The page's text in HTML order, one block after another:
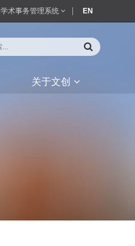
学术事务管理系统 EN
关于文创